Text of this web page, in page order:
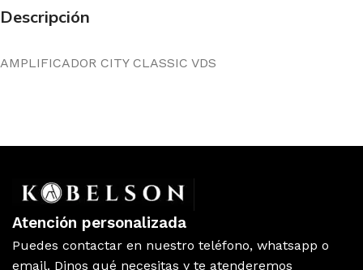
Descripción
AMPLIFICADOR CITY CLASSIC VDS
Atención personalizada
Puedes contactar en nuestro teléfono, whatsapp o
email. Dinos qué necesitas y te atenderemos